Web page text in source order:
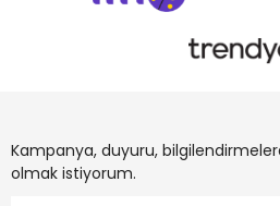
Kampanya, duyuru,
olmak istiyorum.